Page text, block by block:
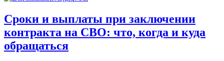
Сроки и выплаты при заключении
контракта на СВО: что, когда и куда
обращаться